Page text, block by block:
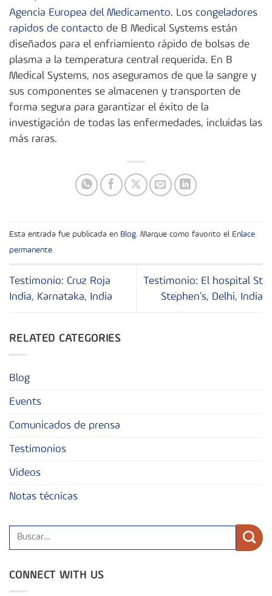
Agencia Europea del Medicamento. Los congeladores
rapidos de contacto de B Medical Systems están
diseñados para el enfriamiento rápido de bolsas de
plasma a la temperatura central requerida. En B
Medical Systems, nos aseguramos de que la sangre y
sus componentes se almacenen y transporten de
forma segura para garantizar el éxito de la
investigación de todas las enfermedades, incluidas las
más raras.
Esta entrada fue publicada en Blog. Marque como favorito el Enlace
permanente.
Testimonio: Cruz Roja
India, Karnataka, India
Testimonio: El hospital St
Stephen’s, Delhi, India
RELATED CATEGORIES
Blog
Events
Comunicados de prensa
Testimonios
Videos
Notas técnicas
CONNECT WITH US